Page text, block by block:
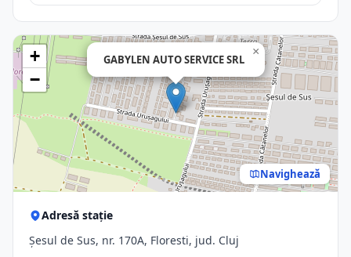
GABYLEN AUTO SERVICE SRL
×
+
−
Navighează
Adresă stație
Șesul de Sus, nr. 170A, Floresti, jud. Cluj